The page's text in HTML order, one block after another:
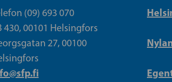
(09) 693 070
430, 00101 Helsingfors
27, 00100